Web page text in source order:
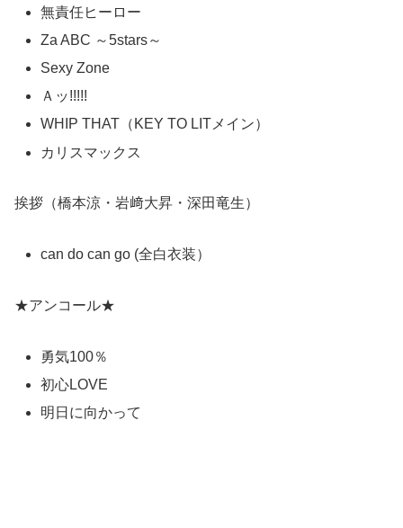
無責任ヒーロー
Za ABC ～5stars～
Sexy Zone
Ａッ!!!!!
WHIP THAT（KEY TO LITメイン）
カリスマックス
挨拶（橋本涼・岩﨑大昇・深田竜生）
can do can go (全白衣装）
★アンコール★
勇気100％
初心LOVE
明日に向かって